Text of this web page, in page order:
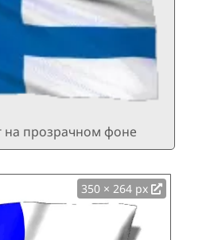
на прозрачном фоне
350 × 264 px